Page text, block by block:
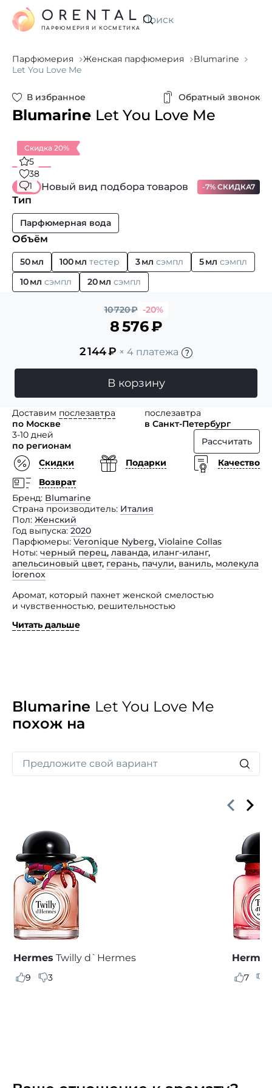
Искать
ORENTAL
ПАРФЮМЕРИЯ И КОСМЕТИКА
Парфюмерия Женская парфюмерия
Blumarine
Let You Love Me
В избранное Обратный звонок
Blumarine Let You Love Me
Скидка 20%
5
38
1
Новый вид подбора товаров -7% СКИДКА7
Тип
Парфюмерная вода
Объём
50 мл 100 мл тестер 3 мл сэмпл 5 мл сэмпл
10 мл сэмпл 20 мл сэмпл
10 720₽ -20%
8 576₽
2 144₽ × 4 платежа
В корзину
Доставим послезавтра
по Москве
послезавтра
в Санкт-Петербург
3-10 дней
по регионам
Рассчитать
Скидки
Подарки
Качество
Возврат
Бренд Blumarine
Страна производитель Италия
Пол Женский
Год выпуска 2020
Парфюмеры Veronique Nyberg, Violaine Collas
Ноты черный перец, лаванда, иланг-иланг,
апельсиновый цвет, герань, пачули, ваниль, молекула
lorenox
Аромат, который пахнет женской смелостью
и чувственностью, решительностью
и страсть женщины, целующей мужчину, позволяя
способа обольщения, отвергающего давние
устоявшиеся ритуалы.
Читать дальше
Blumarine Let You Love Me
похож на
Hermes Twilly d`Hermes
9 3
Hermes
7